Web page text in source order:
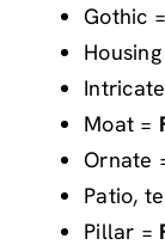
Gothic
Moat =
Ornate
Patio,
Pillar =